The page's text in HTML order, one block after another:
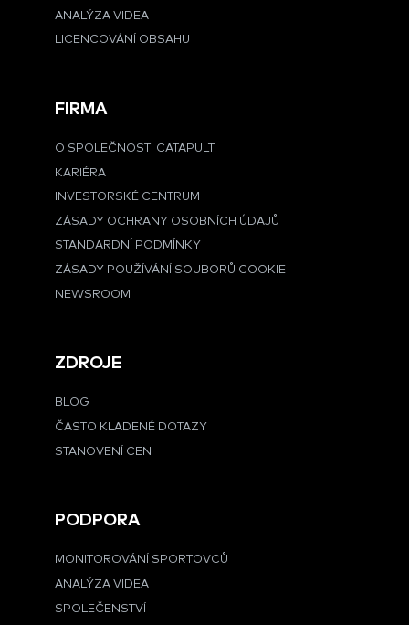
ANALÝZA VIDEA
LICENCOVÁNÍ OBSAHU
FIRMA
O SPOLEČNOSTI CATAPULT
KARIÉRA
INVESTORSKÉ CENTRUM
ZÁSADY OCHRANY OSOBNÍCH ÚDAJŮ
STANDARDNÍ PODMÍNKY
ZÁSADY POUŽÍVÁNÍ SOUBORŮ COOKIE
NEWSROOM
ZDROJE
BLOG
ČASTO KLADENÉ DOTAZY
STANOVENÍ CEN
PODPORA
MONITOROVÁNÍ SPORTOVCŮ
ANALÝZA VIDEA
SPOLEČENSTVÍ